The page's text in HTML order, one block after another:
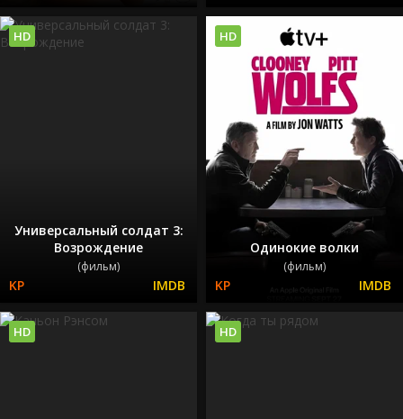
Универсальный солдат 3:
Возрождение
(фильм)
HD
Одинокие волки
(фильм)
HD
HD HD